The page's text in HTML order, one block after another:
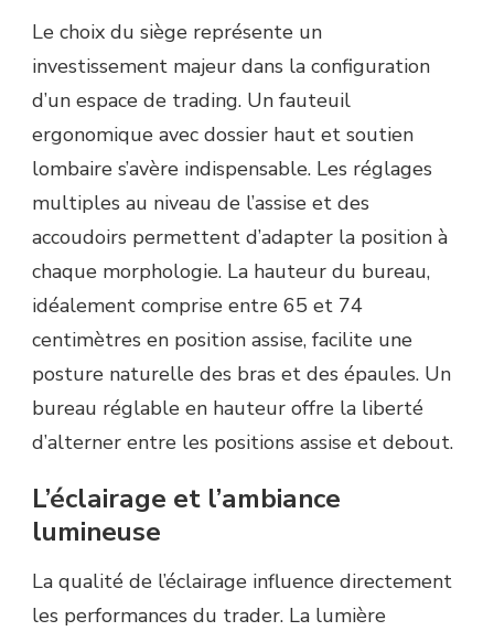
Le choix du siège représente un
investissement majeur dans la configuration
d’un espace de trading. Un fauteuil
ergonomique avec dossier haut et soutien
lombaire s’avère indispensable. Les réglages
multiples au niveau de l’assise et des
accoudoirs permettent d’adapter la position à
chaque morphologie. La hauteur du bureau,
idéalement comprise entre 65 et 74
centimètres en position assise, facilite une
posture naturelle des bras et des épaules. Un
bureau réglable en hauteur offre la liberté
d’alterner entre les positions assise et debout.
L’éclairage et l’ambiance
lumineuse
La qualité de l’éclairage influence directement
les performances du trader. La lumière